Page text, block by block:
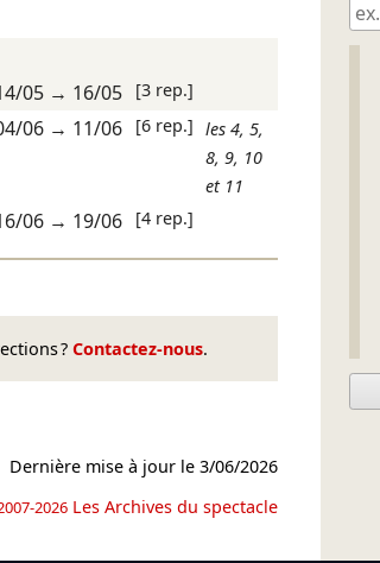
05→ 16/05 [3 rep.]
06→ 11/06 [6 rep.] les 4, 5,
8, 9, 10
et 11
06→ 19/06 [4 rep.]
? Contactez-nous.
Dernière mise à jour le3/06/2026
2026 Les Archives du spectacle